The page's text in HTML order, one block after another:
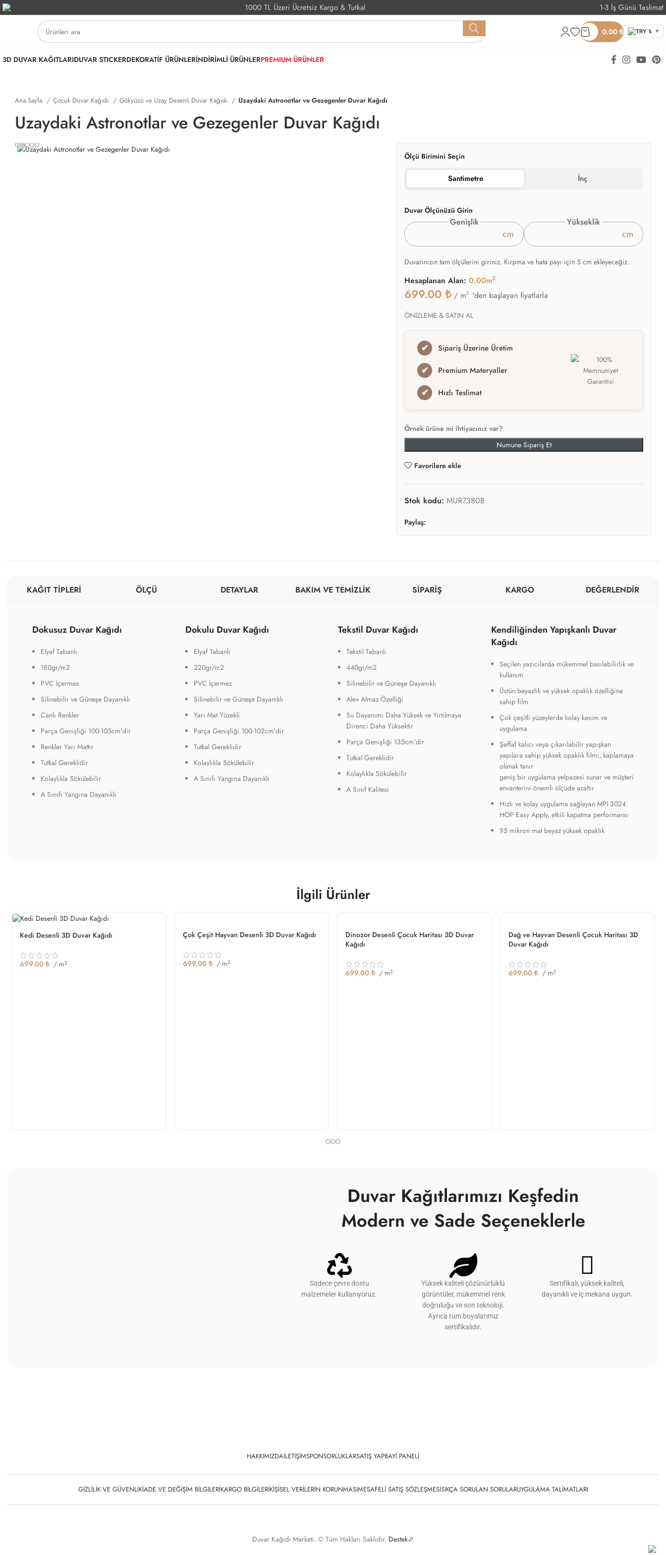
1000 TL Üzeri Ücretsiz Kargo & Tutkal 1-3 İş Günü Teslimat
0.00 ₺ TRY ₺ ▼
3D DUVAR KAĞITLARIDUVAR STICKERDEKORATİF ÜRÜNLERİNDİRİMLİ ÜRÜNLERPREMIUM ÜRÜNLER
Ana Sayfa Çocuk Duvar Kağıdı Gökyüzü ve Uzay Desenli Duvar Kağıdı Uzaydaki Astronotlar ve Gezegenler Duvar Kağıdı
Uzaydaki Astronotlar ve Gezegenler Duvar Kağıdı
Ölçü Birimini Seçin
Santimetre İnç
Duvar Ölçünüzü Girin
Genişlik
cm
Yükseklik
cm
Duvarınızın tam ölçülerini giriniz. Kırpma ve hata payı için 5 cm ekleyeceğiz.
Hesaplanan Alan:0.00m2
699.00₺ / m2 'den başlayan fiyatlarla
ÖNİZLEME & SATIN AL
✔ Sipariş Üzerine Üretim
✔ Premium Materyaller
✔ Hızlı Teslimat
Örnek ürüne mi ihtiyacınız var?
Numune Sipariş Et
Favorilere ekle
Stok kodu:MUR7380B
Paylaş:
KAĞIT TİPLERİ ÖLÇÜ DETAYLAR BAKIM VE TEMİZLİK SİPARİŞ KARGO DEĞERLENDİR
Dokusuz Duvar Kağıdı
Elyaf Tabanlı
180gr/m2
PVC İçermez
Silinebilir ve Güneşe Dayanıklı
Canlı Renkler
Parça Genişliği 100-105cm'dir
Renkler Yarı Mattır
Tutkal Gereklidir
Kolaylıkla Sökülebilir
A Sınıfı Yangına Dayanıklı
Dokulu Duvar Kağıdı
Elyaf Tabanlı
220gr/m2
PVC İçermez
Silinebilir ve Güneşe Dayanıklı
Yarı Mat Yüzekli
Parça Genişliği 100-102cm'dir
Tutkal Gereklidir
Kolaylıkla Sökülebilir
A Sınıfı Yangına Dayanıklı
Tekstil Duvar Kağıdı
Tekstil Tabanlı
440gr/m2
Silinebilir ve Güneşe Dayanıklı
Alev Almaz Özelliği
Su Dayanımı Daha Yüksek ve Yırtılmaya
Direnci Daha Yüksektir
Parça Genişliği 135cm'dir
Tutkal Gereklidir
Kolaylıkla Sökülebilir
A Sınıf Kalitesi
Kendiliğinden Yapışkanlı Duvar
Kağıdı
Seçilen yazıcılarda mükemmel basılabilirlik ve
kullanım
Üstün beyazlık ve yüksek opaklık özelliğine
sahip film
Çok çeşitli yüzeylerde kolay kesim ve
uygulama
Şeffaf kalıcı veya çıkarılabilir yapışkan
yapılara sahip yüksek opaklık filmi, kaplamaya
olanak tanır
geniş bir uygulama yelpazesi sunar ve müşteri
envanterini önemli ölçüde azaltır
Hızlı ve kolay uygulama sağlayan MPI 3024
HOP Easy Apply, etkili kapatma performansı
95 mikron mat beyaz yüksek opaklık
İlgili Ürünler
Kedi Desenli 3D Duvar Kağıdı
699.00 ₺ / m2
Çok Çeşit Hayvan Desenli 3D Duvar Kağıdı
699.00 ₺ / m2
Dinozor Desenli Çocuk Haritası 3D Duvar
Kağıdı
699.00 ₺ / m2
Dağ ve Hayvan Desenli Çocuk Haritası 3D
Duvar Kağıdı
699.00 ₺ / m2
Duvar Kağıtlarımızı Keşfedin
Modern ve Sade Seçeneklerle
Sadece çevre dostu
malzemeler kullanıyoruz.
Yüksek kaliteli çözünürlüklü
görüntüler, mükemmel renk
doğruluğu ve son teknoloji.
Ayrıca tüm boyalarımız
sertifikalıdır.
Sertifikalı, yüksek kaliteli,
dayanıklı ve iç mekana uygun.
HAKKIMIZDAİLETIŞIMSPONSORLUKLARSATIŞ YAPBAYI PANELI
GIZLILIK VE GÜVENLIKİADE VE DEĞIŞIM BILGILERIKARGO BILGILERIKIŞISEL VERILERIN KORUNMASIMESAFELI SATIŞ SÖZLEŞMESISIKÇA SORULAN SORULARUYGULAMA TALIMATLARI
Duvar Kağıdı Marketi. © Tüm Hakları Saklıdır. Destek⬀